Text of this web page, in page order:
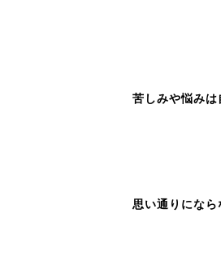
苦しみや悩みは自己
思い通りにならない